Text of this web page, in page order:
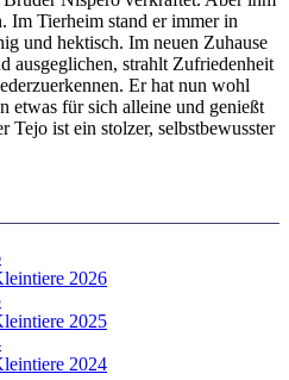
Im Tierheim stand er immer in
und hektisch. Im neuen Zuhause
ausgeglichen, strahlt Zufriedenheit
Er hat nun wohl
etwas für sich alleine und genießt
Tejo ist ein stolzer, selbstbewusster
2026
2025
2024